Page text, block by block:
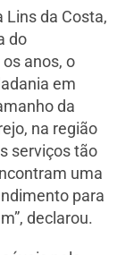
Lins da Costa,
do
anos, o
em
da
na região
serviços tão
uma
para
declarou.